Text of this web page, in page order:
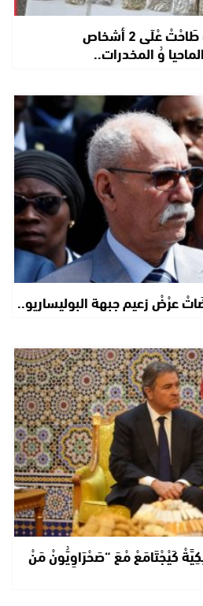
فرقة مكافحة العصابات طَاحْتْ عْلَى 2 أشخاص
وُ المخدرات..
عرْضْ زعيم جبهة البوليساريو..
كَيْجْتَامَعْ مْعَ “صَحْرَاوِيُّونْ مَنْ